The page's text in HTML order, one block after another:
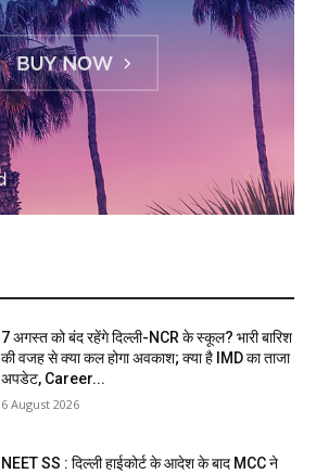
7 अगस्त को बंद रहेंगे दिल्ली-NCR के स्कूल? भारी बारिश
की वजह से क्या कल होगा अवकाश; क्या है IMD का ताजा
अपडेट, Career...
6 August 2026
NEET SS : दिल्ली हाईकोर्ट के आदेश के बाद MCC ने